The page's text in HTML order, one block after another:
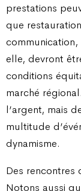
prestations
que
elle, devront
conditions
marché
l’argent, mais
multitude
dynamisme.
Des rencontres
Notons aussi